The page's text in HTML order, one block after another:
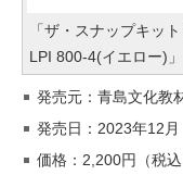
「ザ・スナップキッ
LPI 800-4(イエロー)」
発売元：青島文化教
発売日：2023年12月
価格：2,200円（税込